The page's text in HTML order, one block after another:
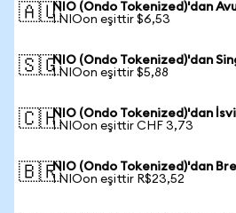
🇦🇺NIO (Ondo Tokenized)'dan
1 NIOon eşittir $6,53
🇸🇬NIO (Ondo Tokenized)'dan
1 NIOon eşittir $5,88
🇨🇭NIO (Ondo Tokenized)'dan
1 NIOon eşittir CHF 3,73
🇧🇷NIO (Ondo Tokenized)'dan
1 NIOon eşittir R$23,52